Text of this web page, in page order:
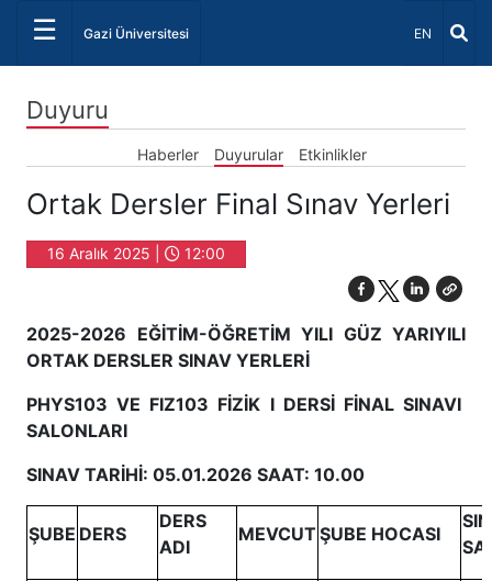
☰ Gazi Üniversitesi Dil Seçiniz
EN
Duyuru
Haberler Duyurular Etkinlikler
Ortak Dersler Final Sınav Yerleri
16 Aralık 2025 | 12:00
2025-2026 EĞİTİM-ÖĞRETİM YILI GÜZ YARIYILI
ORTAK DERSLER SINAV YERLERİ
PHYS103 VE FIZ103 FİZİK I DERSİ FİNAL SINAVI
SALONLARI
SINAV TARİHİ: 05.01.2026 SAAT: 10.00
ŞUBE DERS
DERS
ADI
MEVCUTŞUBE HOCASI